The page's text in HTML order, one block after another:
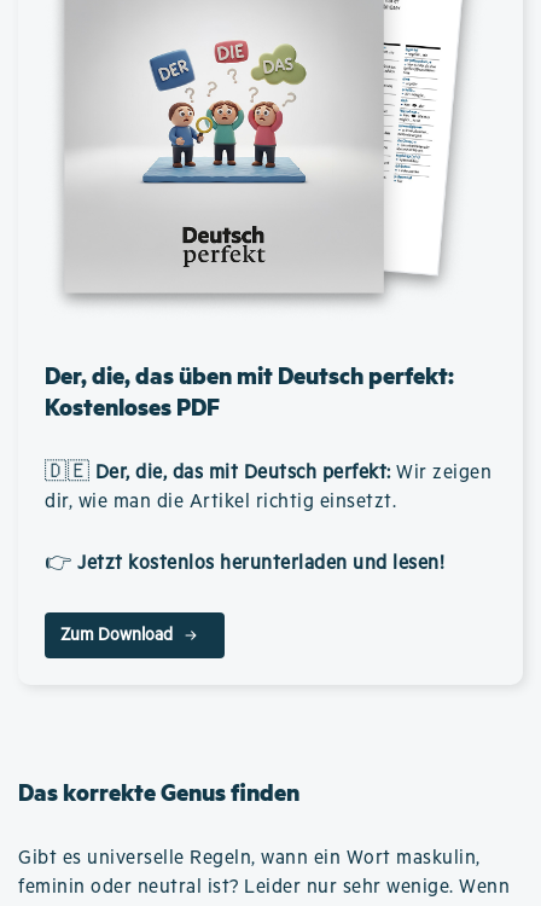
Der, die, das üben mit Deutsch perfekt:
Kostenloses PDF
🇩🇪 Der, die, das mit Deutsch perfekt: Wir zeigen
dir, wie man die Artikel richtig einsetzt.
👉 Jetzt kostenlos herunterladen und lesen!
Zum Download
Das korrekte Genus finden
Gibt es universelle Regeln, wann ein Wort maskulin,
feminin oder neutral ist? Leider nur sehr wenige. Wenn